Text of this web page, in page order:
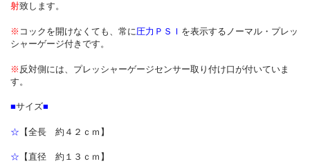
射致します。
※ コックを開けなくても、常に圧力ＰＳＩ を表示するノーマル・プレッ
シャーゲージ付きです。
※ 反対側には、プレッシャーゲージセンサー取り付け口が付いていま
す。
■サイズ■
☆ 【全長 約４２ｃｍ】
☆ 【直径 約１３ｃｍ】